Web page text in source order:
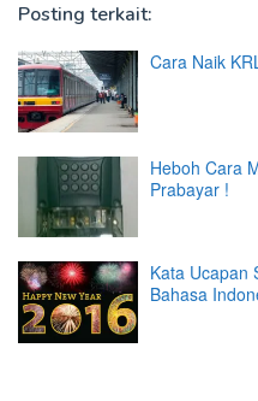
Posting terkait:
Cara Naik
Heboh Cara
Prabayar !
Kata Ucapan
Bahasa